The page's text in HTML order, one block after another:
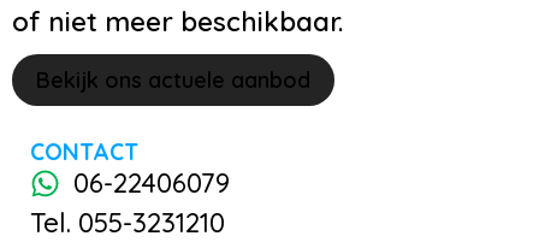
of niet meer beschikbaar.
Bekijk ons actuele aanbod
CONTACT
06-22406079
Tel. 055-3231210